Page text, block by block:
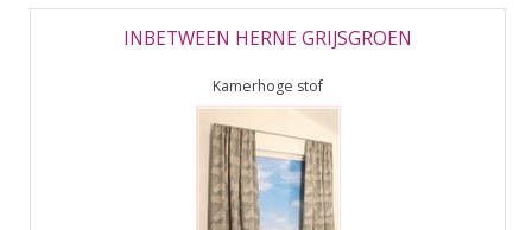
INBETWEEN HERNE GRIJSGROEN
Kamerhoge stof